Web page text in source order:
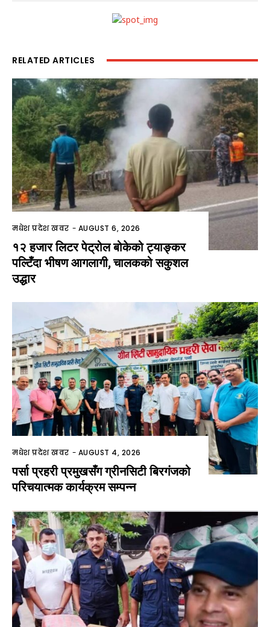
RELATED ARTICLES
मधेश प्रदेश खवर - AUGUST 6, 2026
१२ हजार लिटर पेट्रोल बोकेको ट्याङ्कर
पल्टिँदा भीषण आगलागी, चालकको सकुशल
उद्धार
मधेश प्रदेश खवर - AUGUST 4, 2026
पर्सा प्रहरी प्रमुखसँग ग्रीनसिटी बिरगंजको
परिचयात्मक कार्यक्रम सम्पन्न